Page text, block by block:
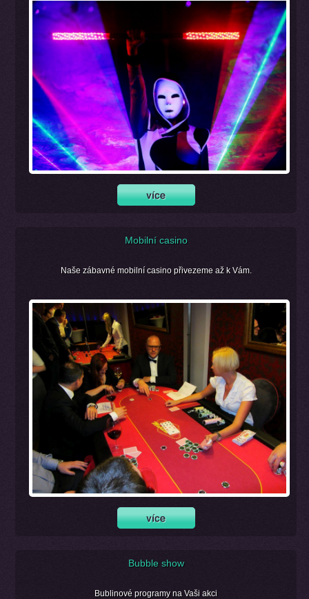
Mobilní casino
Naše zábavné mobilní casino přivezeme až k Vám.
Bubble show
Bublinové programy na Vaši akci